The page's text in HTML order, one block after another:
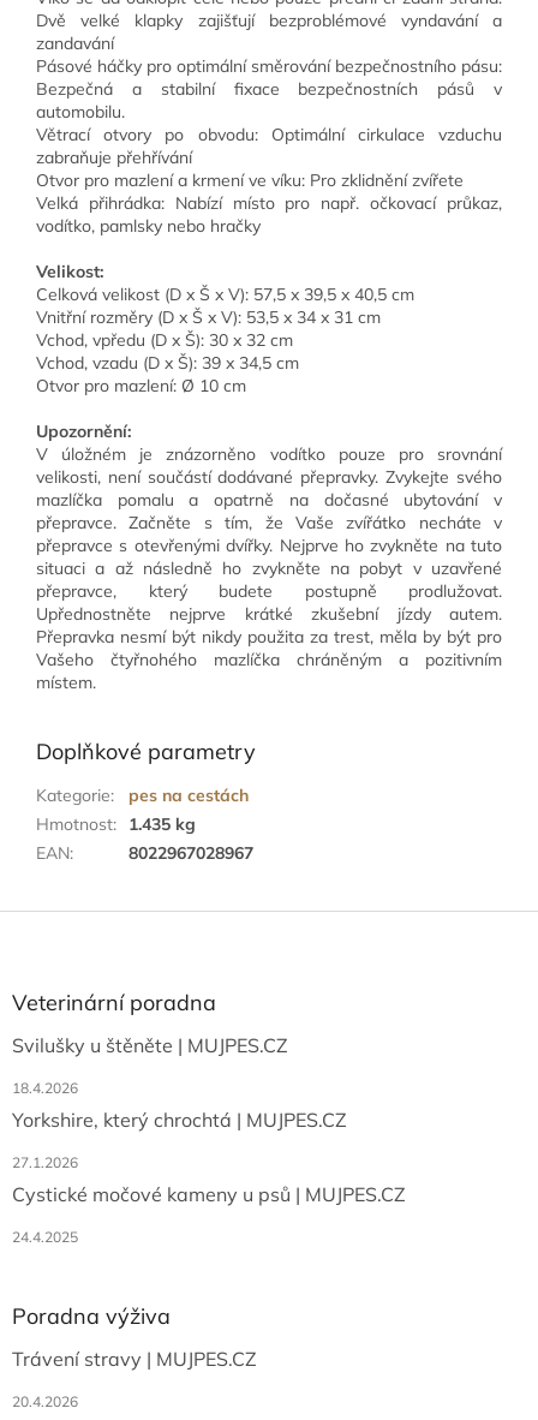
Dvě velké klapky zajišťují bezproblémové vyndavání a
zandavání
Pásové háčky pro optimální směrování bezpečnostního pásu:
Bezpečná a stabilní fixace bezpečnostních pásů v
automobilu.
Větrací otvory po obvodu: Optimální cirkulace vzduchu
zabraňuje přehřívání
Otvor pro mazlení a krmení ve víku: Pro zklidnění zvířete
Velká přihrádka: Nabízí místo pro např. očkovací průkaz,
vodítko, pamlsky nebo hračky
Velikost:
Celková velikost (D x Š x V): 57,5 x 39,5 x 40,5 cm
Vnitřní rozměry (D x Š x V): 53,5 x 34 x 31 cm
Vchod, vpředu (D x Š): 30 x 32 cm
Vchod, vzadu (D x Š): 39 x 34,5 cm
Otvor pro mazlení: Ø 10 cm
Upozornění:
V úložném je znázorněno vodítko pouze pro srovnání
velikosti, není součástí dodávané přepravky. Zvykejte svého
mazlíčka pomalu a opatrně na dočasné ubytování v
přepravce. Začněte s tím, že Vaše zvířátko necháte v
přepravce s otevřenými dvířky. Nejprve ho zvykněte na tuto
situaci a až následně ho zvykněte na pobyt v uzavřené
přepravce, který budete postupně prodlužovat.
Upřednostněte nejprve krátké zkušební jízdy autem.
Přepravka nesmí být nikdy použita za trest, měla by být pro
Vašeho čtyřnohého mazlíčka chráněným a pozitivním
místem.
Doplňkové parametry
Kategorie:
pes na cestách
Hmotnost:
1.435 kg
EAN: 8022967028967
aVeterinární poradna
Svilušky u štěněte | MUJPES.CZ
18.4.2026
Yorkshire, který chrochtá | MUJPES.CZ
27.1.2026
Cystické močové kameny u psů | MUJPES.CZ
24.4.2025
Poradna výživa
Trávení stravy | MUJPES.CZ
20.4.2026